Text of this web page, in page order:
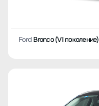
Ford Bronco (VI поколение)